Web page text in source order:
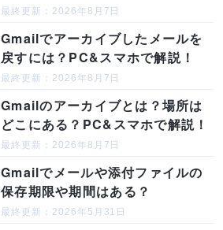
最終更新：2026年8月7日
Gmailでアーカイブしたメールを
戻すには？PC&スマホで解説！
最終更新：2026年8月7日
Gmailのアーカイブとは？場所は
どこにある？PC&スマホで解説！
最終更新：2026年8月7日
Gmailでメールや添付ファイルの
保存期限や期間はある？
最終更新：2026年5月31日